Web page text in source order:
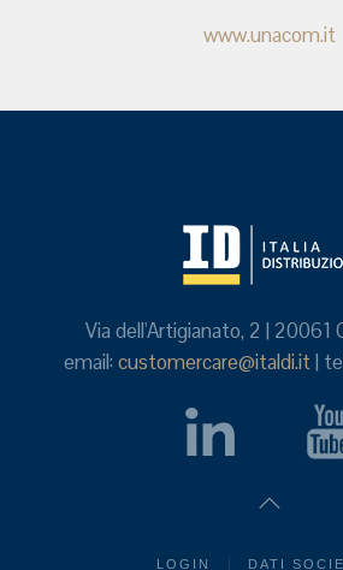
www.unacom.it
Via dell'Artigianato, 2 | 20061
email: customercare@italdi.it|
LOGIN DATI